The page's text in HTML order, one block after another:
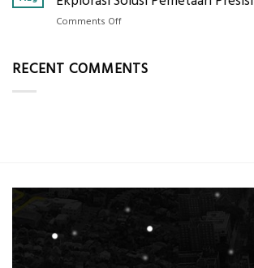
Presisi
untuk
di
2026,
Tanpa
Comments Offon
Drone
RECENT COMMENTS